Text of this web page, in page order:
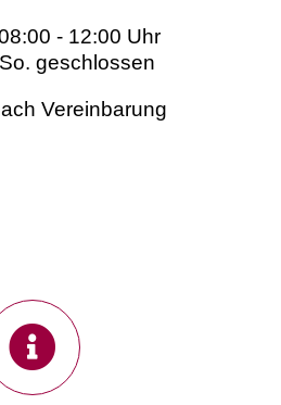
- 12:00 Uhr
geschlossen
Vereinbarung